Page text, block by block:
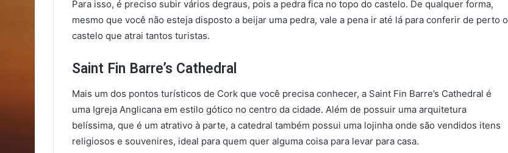
Para isso, é preciso subir vários degraus, pois a pedra fica no topo do castelo. De qualquer forma,
mesmo que você não esteja disposto a beijar uma pedra, vale a pena ir até lá para conferir de perto o
castelo que atrai tantos turistas.
Saint Fin Barre’s Cathedral
Mais um dos pontos turísticos de Cork que você precisa conhecer, a Saint Fin Barre’s Cathedral é
uma Igreja Anglicana em estilo gótico no centro da cidade. Além de possuir uma arquitetura
belíssima, que é um atrativo à parte, a catedral também possui uma lojinha onde são vendidos itens
religiosos e souvenires, ideal para quem quer alguma coisa para levar para casa.